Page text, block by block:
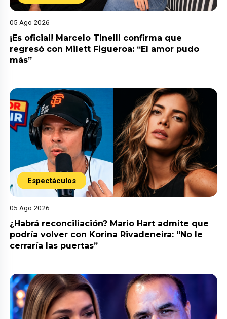
05 Ago 2026
¡Es oficial! Marcelo Tinelli confirma que
regresó con Milett Figueroa: “El amor pudo
más”
Espectáculos
05 Ago 2026
¿Habrá reconciliación? Mario Hart admite que
podría volver con Korina Rivadeneira: “No le
cerraría las puertas”